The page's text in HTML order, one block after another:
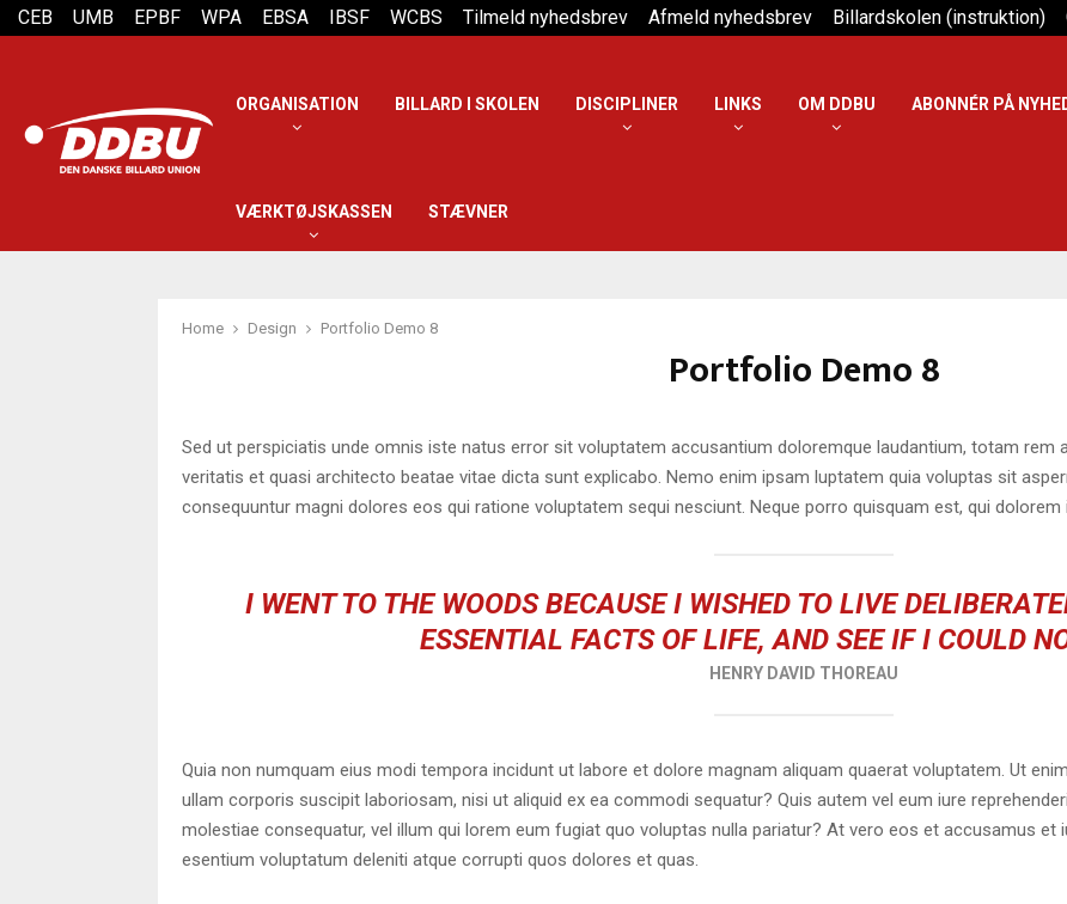
CEB UMB EPBF WPA EBSA IBSF WCBS Tilmeld nyhedsbrev Afmeld nyhedsbrev Billardskolen (instruktion)
ORGANISATION BILLARD I SKOLEN DISCIPLINER LINKS OM DDBU ABONNÉR PÅ
VÆRKTØJSKASSEN STÆVNER
Home Design Portfolio Demo 8
Portfolio Demo 8
Sed ut perspiciatis unde omnis iste natus error sit voluptatem accusantium doloremque laudantium, totam rem
veritatis et quasi architecto beatae vitae dicta sunt explicabo. Nemo enim ipsam luptatem quia voluptas sit
consequuntur magni dolores eos qui ratione voluptatem sequi nesciunt. Neque porro quisquam est, qui
I WENT TO THE WOODS BECAUSE I WISHED TO LIVE
ESSENTIAL FACTS OF LIFE, AND SEE IF I COULD
HENRY DAVID THOREAU
Quia non numquam eius modi tempora incidunt ut labore et dolore magnam aliquam quaerat voluptatem. Ut
ullam corporis suscipit laboriosam, nisi ut aliquid ex ea commodi sequatur? Quis autem vel eum iure
molestiae consequatur, vel illum qui lorem eum fugiat quo voluptas nulla pariatur? At vero eos et accusamus
esentium voluptatum deleniti atque corrupti quos dolores et quas.